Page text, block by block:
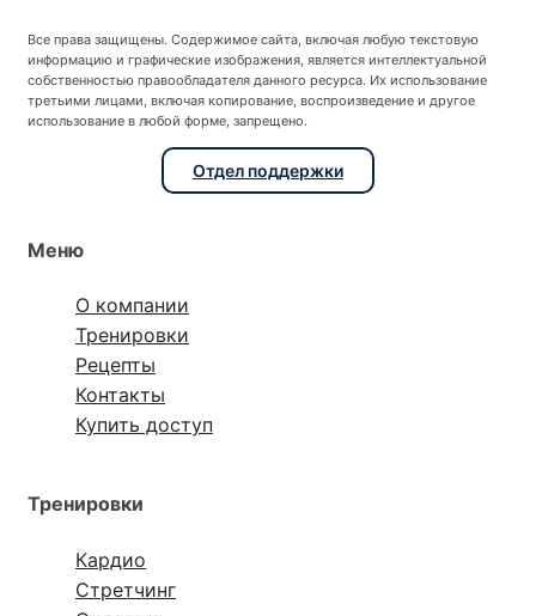
Все права защищены. Содержимое сайта, включая любую текстовую
информацию и графические изображения, является интеллектуальной
собственностью правообладателя данного ресурса. Их использование
третьими лицами, включая копирование, воспроизведение и другое
использование в любой форме, запрещено.
Отдел поддержки
Меню
О компании
Тренировки
Рецепты
Контакты
Купить доступ
Тренировки
Кардио
Стретчинг